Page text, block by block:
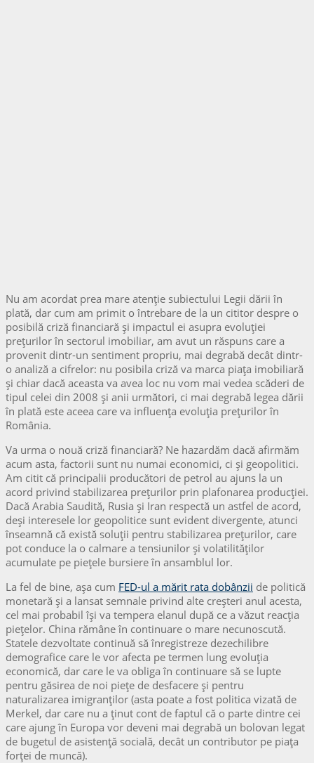
Nu am acordat prea mare atenție subiectului Legii dării în
plată, dar cum am primit o întrebare de la un cititor despre o
posibilă criză financiară și impactul ei asupra evoluției
prețurilor în sectorul imobiliar, am avut un răspuns care a
provenit dintr-un sentiment propriu, mai degrabă decât dintr-
o analiză a cifrelor: nu posibila criză va marca piața imobiliară
și chiar dacă aceasta va avea loc nu vom mai vedea scăderi de
tipul celei din 2008 și anii următori, ci mai degrabă legea dării
în plată este aceea care va influența evoluția prețurilor în
România.
Va urma o nouă criză financiară? Ne hazardăm dacă afirmăm
acum asta, factorii sunt nu numai economici, ci și geopolitici.
Am citit că principalii producători de petrol au ajuns la un
acord privind stabilizarea prețurilor prin plafonarea producției.
Dacă Arabia Saudită, Rusia și Iran respectă un astfel de acord,
deși interesele lor geopolitice sunt evident divergente, atunci
înseamnă că există soluții pentru stabilizarea prețurilor, care
pot conduce la o calmare a tensiunilor și volatilităților
acumulate pe piețele bursiere în ansamblul lor.
La fel de bine, așa cum FED-ul a mărit rata dobânzii de politică
monetară și a lansat semnale privind alte creșteri anul acesta,
cel mai probabil își va tempera elanul după ce a văzut reacția
piețelor. China rămâne în continuare o mare necunoscută.
Statele dezvoltate continuă să înregistreze dezechilibre
demografice care le vor afecta pe termen lung evoluția
economică, dar care le va obliga în continuare să se lupte
pentru găsirea de noi piețe de desfacere și pentru
naturalizarea imigranților (asta poate a fost politica vizată de
Merkel, dar care nu a ținut cont de faptul că o parte dintre cei
care ajung în Europa vor deveni mai degrabă un bolovan legat
de bugetul de asistență socială, decât un contributor pe piața
forței de muncă).